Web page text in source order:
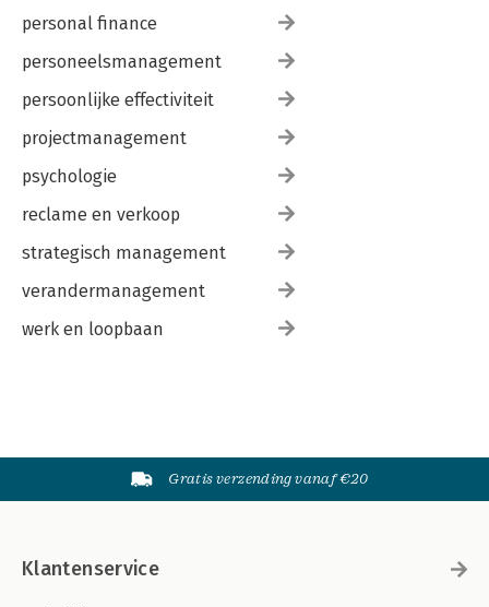
personal finance
personeelsmanagement
persoonlijke effectiviteit
projectmanagement
psychologie
reclame en verkoop
strategisch management
verandermanagement
werk en loopbaan
Gratis verzending vanaf €20
Klantenservice